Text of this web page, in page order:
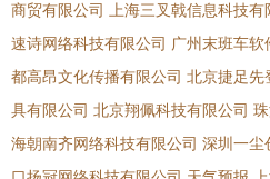
商贸有限公司
上海三叉戟信息科技有
速诗网络科技有限公司 广州末班车软
都高昂文化传播有限公司 北京捷足先
具有限公司 北京翔佩科技有限公司
海朝南齐网络科技有限公司 深圳一尘